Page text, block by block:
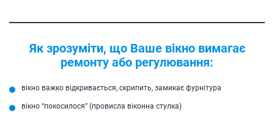
Як зрозуміти, що Ваше вікно вимагає
ремонту або регулювання:
вікно важко відкривається, скрипить, замикає фурнітура
вікно “покосилося” (провисла віконна стулка)